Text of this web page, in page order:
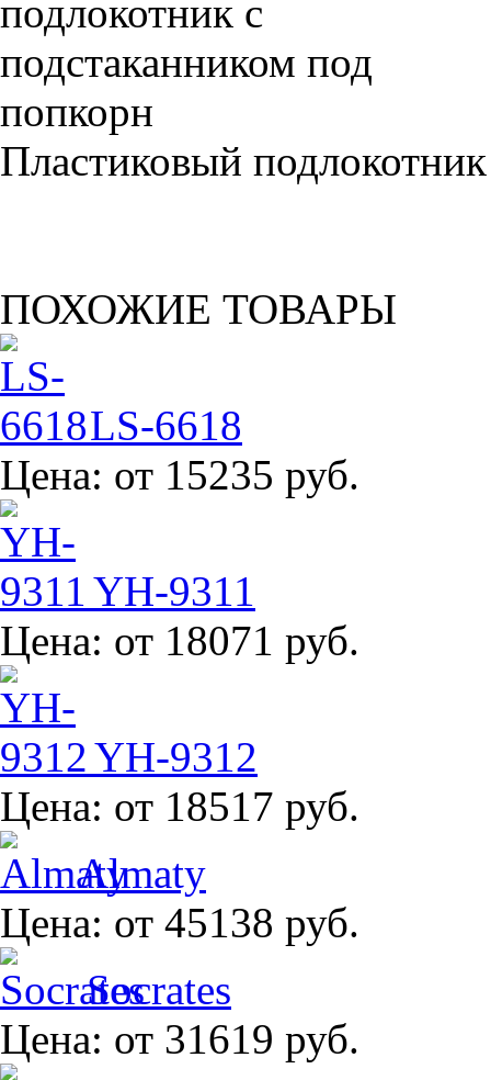
Пластиковый
ПОХОЖИЕ ТОВАРЫ
LS-6618
Цена: от 15235 руб.
YH-9311
Цена: от 18071 руб.
YH-9312
Цена: от 18517 руб.
Almaty
Цена: от 45138 руб.
Socrates
Цена: от 31619 руб.